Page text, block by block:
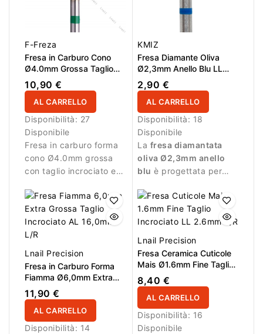
F-Freza
Fresa in Carburo Cono
Ø4.0mm Grossa Taglio
Incrociato LL 12.0mm
10,90 €
AL CARRELLO
Disponibilità: 27
Disponibile
Fresa in carburo forma
cono Ø4.0mm grossa
con taglio incrociato e
rimuovere gel, acrilico e
polygel in modo
efficiente.
KMIZ
Fresa Diamante Oliva
Ø2,3mm Anello Blu LL
5,0mm
2,90 €
AL CARRELLO
Disponibilità: 18
Disponibile
La fresa diamantata
oliva Ø2,3mm anello
blu è progettata per
durante la manicure
professionale.
Lnail Precision
Fresa in Carburo Forma
Fiamma Ø6,0mm Extra
Grossa Taglio Incrociato
LL 16,0mm L/R
11,90 €
AL CARRELLO
Disponibilità: 14
Lnail Precision
Fresa Ceramica Cuticole
Mais Ø1.6mm Fine Taglio
Incrociato LL 2.6mm L/R
8,40 €
AL CARRELLO
Disponibilità: 16
Disponibile